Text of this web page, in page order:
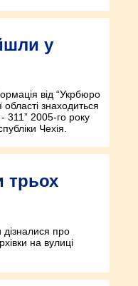
у
від “Укрбюро
області знаходиться
311” 2005-го року
Чехія.
трьох
дізналися про
на вулиці